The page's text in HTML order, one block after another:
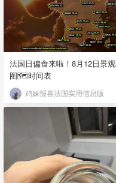
法国日偏食来啦！8月12日景
图🗺️时间表
鸡妹报喜法国实用信息版